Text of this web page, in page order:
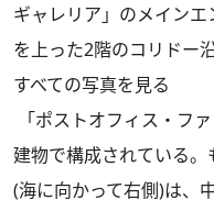
ギャレリア」のメイン
を上った2階のコリドー
すべての写真を見る
「ポストオフィス・フ
建物で構成されている
(海に向かって右側)は、